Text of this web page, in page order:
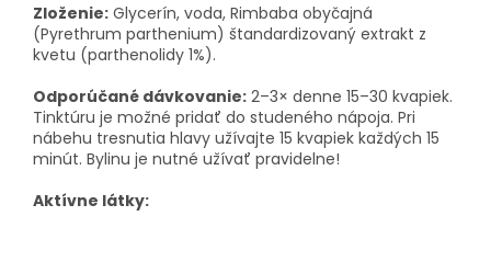
Zloženie: Glycerín, voda, Rimbaba obyčajná
(Pyrethrum parthenium) štandardizovaný extrakt z
kvetu (parthenolidy 1%).
Odporúčané dávkovanie: 2–3× denne 15–30 kvapiek.
Tinktúru je možné pridať do studeného nápoja. Pri
nábehu tresnutia hlavy užívajte 15 kvapiek každých 15
minút. Bylinu je nutné užívať pravidelne!
Aktívne látky: